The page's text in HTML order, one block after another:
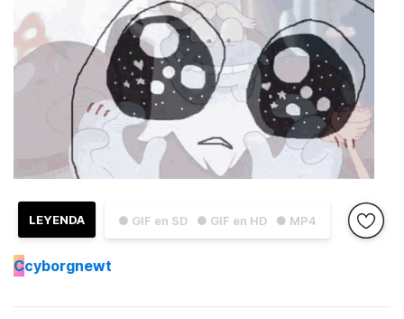
● GIF en SD ● GIF en HD ● MP4
LEYENDA
Ccyborgnewt